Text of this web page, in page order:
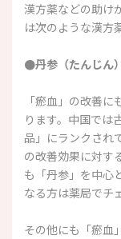
漢方薬などの助け
は次のような漢方
●丹参（たんじん）
「瘀血」の改善
ります。中国では
品」にランクされ
の改善効果に対す
も「丹参」を中心
なる方は薬局でチ
その他にも「瘀血